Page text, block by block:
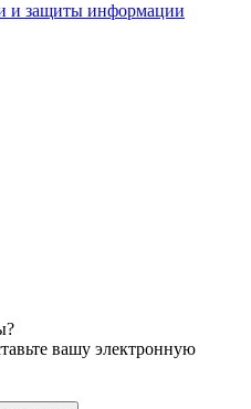
и защиты информации
вашу электронную